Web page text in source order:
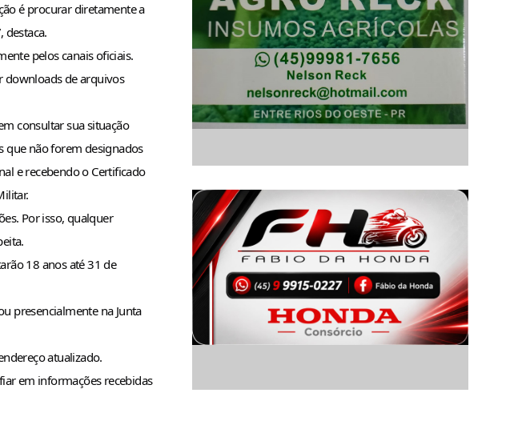
é procurar diretamente a
destaca.
pelos canais oficiais.
downloads de arquivos
consultar sua situação
que não forem designados
e recebendo o Certificado
Por isso, qualquer
18 anos até 31 de
presencialmente na Junta
atualizado.
em informações recebidas